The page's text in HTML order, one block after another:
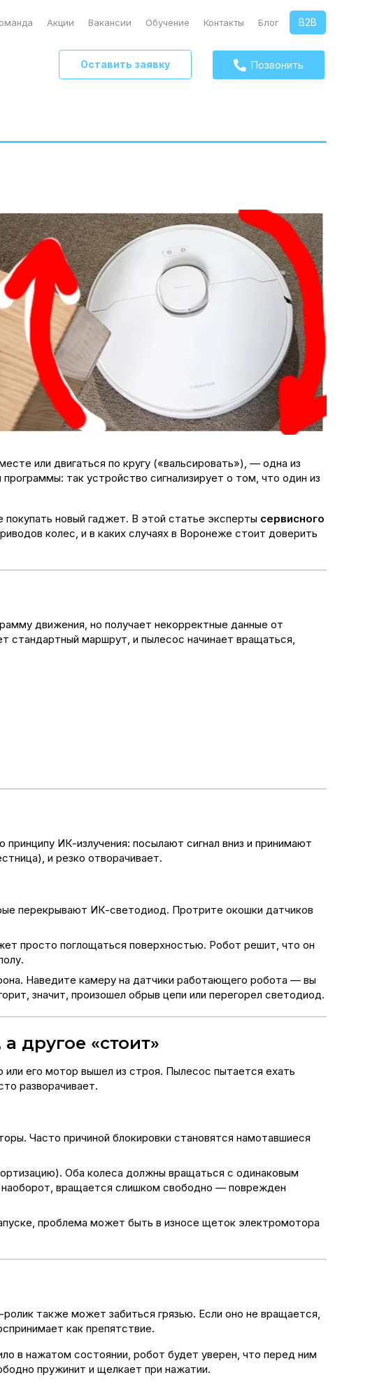
Акции Вакансии Обучение Контакты Блог B2B
Оставить заявку Позвонить
или двигаться по кругу («вальсировать»), — одна из
так устройство сигнализирует о том, что один из
новый гаджет. В этой статье эксперты сервисного
колес, и в каких случаях в Воронеже стоит доверить
движения, но получает некорректные данные от
стандартный маршрут, и пылесос начинает вращаться,
ИК-излучения: посылают сигнал вниз и принимают
и резко отворачивает.
перекрывают ИК-светодиод. Протрите окошки датчиков
просто поглощаться поверхностью. Робот решит, что он
Наведите камеру на датчики работающего робота — вы
значит, произошел обрыв цепи или перегорел светодиод.
другое «стоит»
его мотор вышел из строя. Пылесос пытается ехать
разворачивает.
Часто причиной блокировки становятся намотавшиеся
Оба колеса должны вращаться с одинаковым
наоборот, вращается слишком свободно — поврежден
проблема может быть в износе щеток электромотора
также может забиться грязью. Если оно не вращается,
как препятствие.
в нажатом состоянии, робот будет уверен, что перед ним
пружинит и щелкает при нажатии.